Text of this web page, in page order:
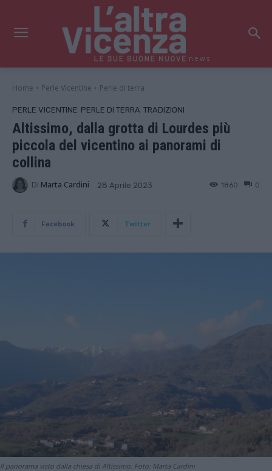
news
Home Perle Vicentine Perle di terra
PERLE VICENTINE PERLE DI TERRA TRADIZIONI
Altissimo, dalla grotta di Lourdes più
piccola del vicentino ai panorami di
collina
Di Marta Cardini 28 Aprile 2023 0
1860
Facebook Twitter
Il panorama visto dalla chiesa di Altissimo. Foto: Marta Cardini